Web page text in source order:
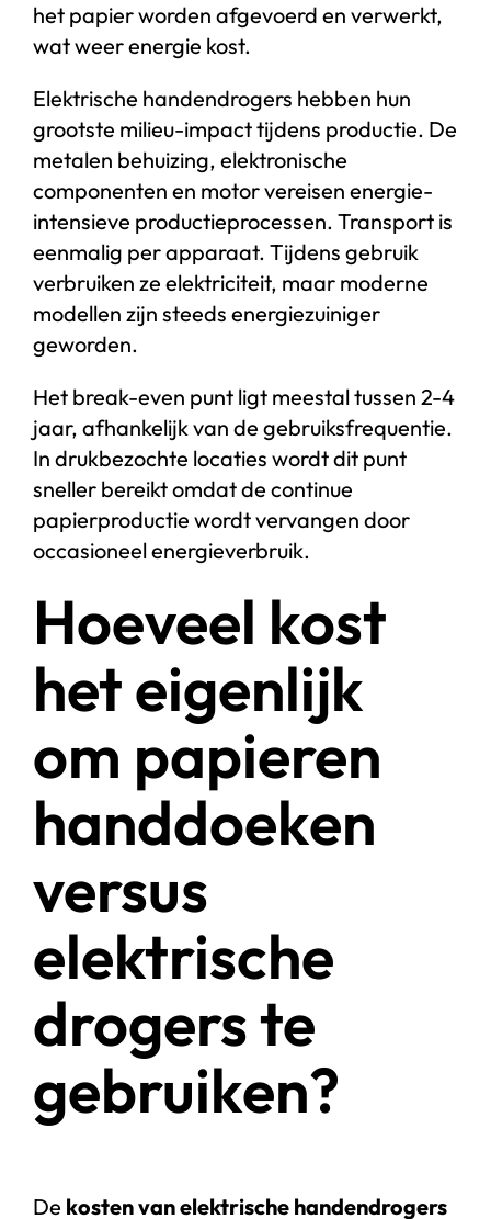
het papier worden afgevoerd en verwerkt,
wat weer energie kost.
Elektrische handendrogers hebben hun
grootste milieu-impact tijdens productie. De
metalen behuizing, elektronische
componenten en motor vereisen energie-
intensieve productieprocessen. Transport is
eenmalig per apparaat. Tijdens gebruik
verbruiken ze elektriciteit, maar moderne
modellen zijn steeds energiezuiniger
geworden.
Het break-even punt ligt meestal tussen 2-4
jaar, afhankelijk van de gebruiksfrequentie.
In drukbezochte locaties wordt dit punt
sneller bereikt omdat de continue
papierproductie wordt vervangen door
occasioneel energieverbruik.
Hoeveel kost
het eigenlijk
om papieren
handdoeken
versus
elektrische
drogers te
gebruiken?
De kosten van elektrische handendrogers